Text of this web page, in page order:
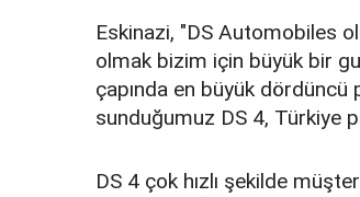
Eskinazi, "DS Automobiles
olmak bizim için büyük bir
çapında en büyük dördüncü
sunduğumuz DS 4, Türkiye
DS 4 çok hızlı şekilde